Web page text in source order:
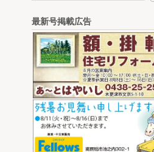
最新号掲載広告